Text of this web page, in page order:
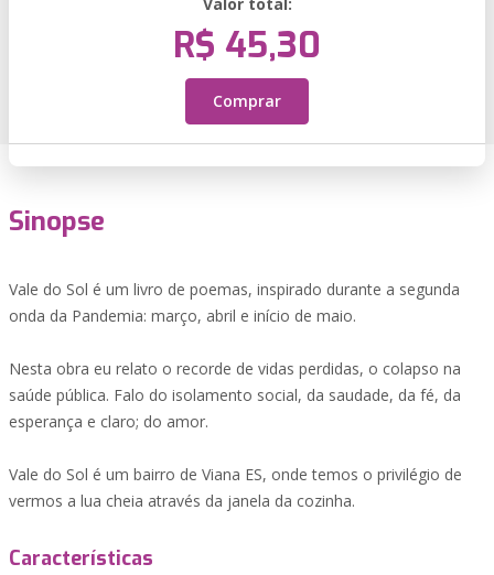
R$ 45,30
Comprar
Sinopse
Vale do Sol é um livro de poemas, inspirado durante a segunda
onda da Pandemia: março, abril e início de maio.
Nesta obra eu relato o recorde de vidas perdidas, o colapso na
saúde pública. Falo do isolamento social, da saudade, da fé, da
esperança e claro; do amor.
Vale do Sol é um bairro de Viana ES, onde temos o privilégio de
vermos a lua cheia através da janela da cozinha.
Características